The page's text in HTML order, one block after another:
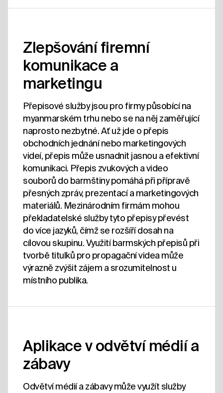
Zlepšování firemní
komunikace a
marketingu
Přepisové služby jsou pro firmy působící na
myanmarském trhu nebo se na něj zaměřující
naprosto nezbytné. Ať už jde o přepis
obchodních jednání nebo marketingových
videí, přepis může usnadnit jasnou a efektivní
komunikaci. Přepis zvukových a video
souborů do barmštiny pomáhá při přípravě
přesných zpráv, prezentací a marketingových
materiálů. Mezinárodním firmám mohou
překladatelské služby tyto přepisy převést
do více jazyků, čímž se rozšíří dosah na
cílovou skupinu. Využití barmských přepisů při
tvorbě titulků pro propagační videa může
výrazně zvýšit zájem a srozumitelnost u
místního publika.
Aplikace v odvětví médií a
zábavy
Odvětví médií a zábavy může využít služby